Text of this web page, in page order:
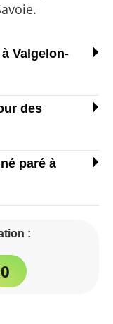
Valgelon-
des
paré à
: